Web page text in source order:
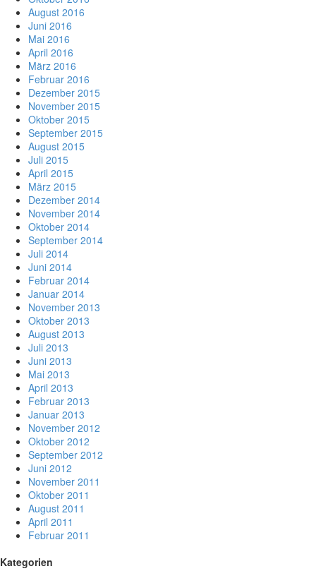
August 2016
Juni 2016
Mai 2016
April 2016
März 2016
Februar 2016
Dezember 2015
November 2015
Oktober 2015
September 2015
August 2015
Juli 2015
April 2015
März 2015
Dezember 2014
November 2014
Oktober 2014
September 2014
Juli 2014
Juni 2014
Februar 2014
Januar 2014
November 2013
Oktober 2013
August 2013
Juli 2013
Juni 2013
Mai 2013
April 2013
Februar 2013
Januar 2013
November 2012
Oktober 2012
September 2012
Juni 2012
November 2011
Oktober 2011
August 2011
April 2011
Februar 2011
Kategorien